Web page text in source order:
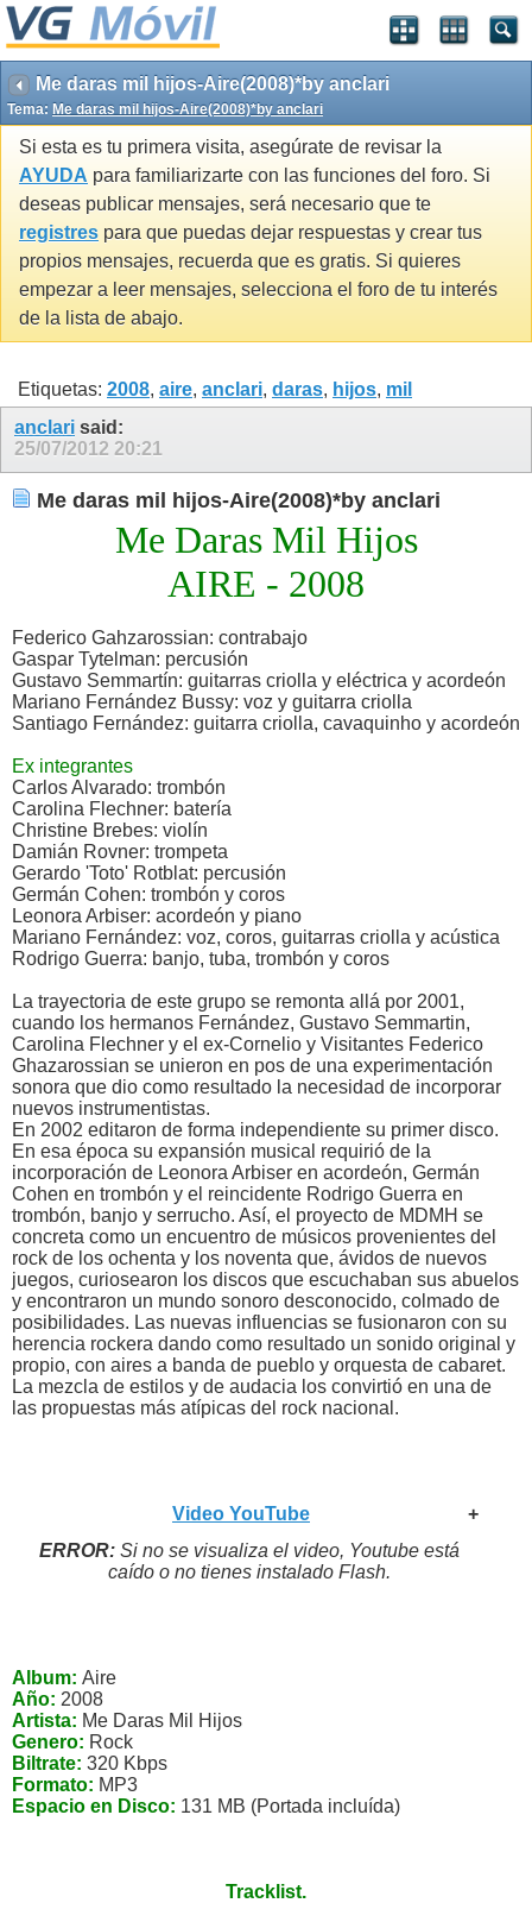
Me daras mil hijos-Aire(2008)*by anclari
Tema: Me daras mil hijos-Aire(2008)*by anclari
Si esta es tu primera visita, asegúrate de revisar la
AYUDA para familiarizarte con las funciones del foro. Si
deseas publicar mensajes, será necesario que te
registres para que puedas dejar respuestas y crear tus
propios mensajes, recuerda que es gratis. Si quieres
empezar a leer mensajes, selecciona el foro de tu interés
de la lista de abajo.
Etiquetas: 2008, aire, anclari, daras, hijos, mil
anclari said:
25/07/2012 20:21
Me daras mil hijos-Aire(2008)*by anclari
Me Daras Mil Hijos
AIRE - 2008
Federico Gahzarossian: contrabajo
Gaspar Tytelman: percusión
Gustavo Semmartín: guitarras criolla y eléctrica y acordeón
Mariano Fernández Bussy: voz y guitarra criolla
Santiago Fernández: guitarra criolla, cavaquinho y acordeón
Ex integrantes
Carlos Alvarado: trombón
Carolina Flechner: batería
Christine Brebes: violín
Damián Rovner: trompeta
Gerardo 'Toto' Rotblat: percusión
Germán Cohen: trombón y coros
Leonora Arbiser: acordeón y piano
Mariano Fernández: voz, coros, guitarras criolla y acústica
Rodrigo Guerra: banjo, tuba, trombón y coros
La trayectoria de este grupo se remonta allá por 2001,
cuando los hermanos Fernández, Gustavo Semmartin,
Carolina Flechner y el ex-Cornelio y Visitantes Federico
Ghazarossian se unieron en pos de una experimentación
sonora que dio como resultado la necesidad de incorporar
nuevos instrumentistas.
En 2002 editaron de forma independiente su primer disco.
En esa época su expansión musical requirió de la
incorporación de Leonora Arbiser en acordeón, Germán
Cohen en trombón y el reincidente Rodrigo Guerra en
trombón, banjo y serrucho. Así, el proyecto de MDMH se
concreta como un encuentro de músicos provenientes del
rock de los ochenta y los noventa que, ávidos de nuevos
juegos, curiosearon los discos que escuchaban sus abuelos
y encontraron un mundo sonoro desconocido, colmado de
posibilidades. Las nuevas influencias se fusionaron con su
herencia rockera dando como resultado un sonido original y
propio, con aires a banda de pueblo y orquesta de cabaret.
La mezcla de estilos y de audacia los convirtió en una de
las propuestas más atípicas del rock nacional.
+
Video YouTube
ERROR:Si no se visualiza el video, Youtube está
caído o no tienes instalado Flash.
Album: Aire
Año: 2008
Artista: Me Daras Mil Hijos
Genero: Rock
Biltrate: 320 Kbps
Formato: MP3
Espacio en Disco: 131 MB (Portada incluída)
Tracklist.